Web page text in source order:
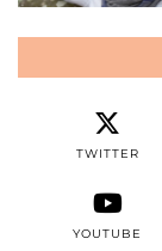
TWITTER
YOUTUBE